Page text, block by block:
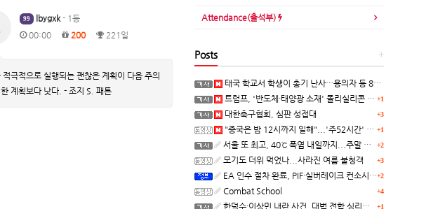
99 lbygxk - 1등
00:00
200 221일
적극적으로 실행되는 괜찮은 계획이 다음 주의
계획보다 낫다. - 조지 S. 패튼
Attendance(출석부)
+
Posts
태국 학교서 학생이 총기 난사…용의자 등 8명 숨져
+1
트럼프, '반도체·태양광 소재' 폴리실리콘 파생 제품에 15% 관세...한국 기업도 영향
+3
대한축구협회, 심판 성접대
+1
"중국은 밤 12시까지 일해"...'주52시간' 손볼까
+2
서울 또 최고, 40℃ 폭염 내일까지...주말 동쪽 비바람
+3
모기도 더위 먹었나...사라진 여름 불청객
+2
EA 인수 절차 완료, PIF·실버레이크 컨소시엄 산하 편입
+4
Combat School
+1
한덕수·이상민 내란 사건, 대법 전합 심리…"역사적 사법평가"(종합)